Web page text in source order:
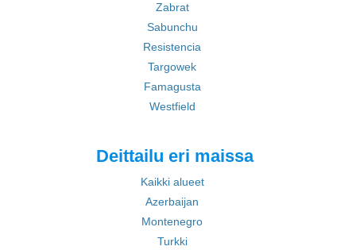
Zabrat
Sabunchu
Resistencia
Targowek
Famagusta
Westfield
Deittailu eri maissa
Kaikki alueet
Azerbaijan
Montenegro
Turkki